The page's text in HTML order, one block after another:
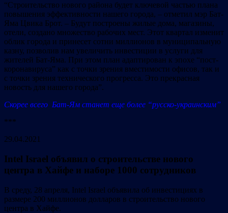
“Строительство нового района будет ключевой частью плана
повышения эффективности нашего города, – отметил мэр Бат-
Яма Цвика Брот. – Будут построены жилые дома, магазины,
отели, создано множество рабочих мест. Этот квартал изменит
облик города и принесет сотни миллионов в муниципальную
казну, позволив нам увеличить инвестиции в услуги для
жителей Бат-Яма. При этом план адаптирован к эпохе “пост-
коронавируса” как с точки зрения вместимости офисов, так и
с точки зрения технического прогресса. Это прекрасная
новость для нашего города”.
Скорее всего Бат-Ям станет еще более “русско-украинским”
***
29.04.2021
Intel Israel объявил о строительстве нового
центра в Хайфе и наборе 1000 сотрудников
В среду, 28 апреля, Intel Israel объявила об инвестициях в
размере 200 миллионов долларов в строительство нового
центра в Хайфе.